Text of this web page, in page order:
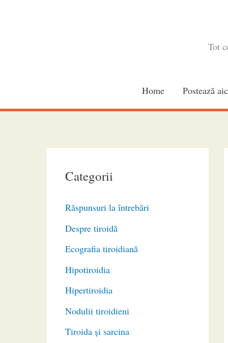
Tot
Home Postează
Categorii
Răspunsuri la întrebări
Despre tiroidă
Ecografia tiroidiană
Hipotiroidia
Hipertiroidia
Nodulii tiroidieni
Tiroida și sarcina